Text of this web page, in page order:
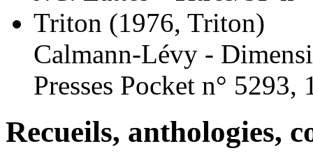
Triton (1976, Triton)
Calmann-Lévy -
Presses Pocket n° 5293,
Recueils, anthologies,